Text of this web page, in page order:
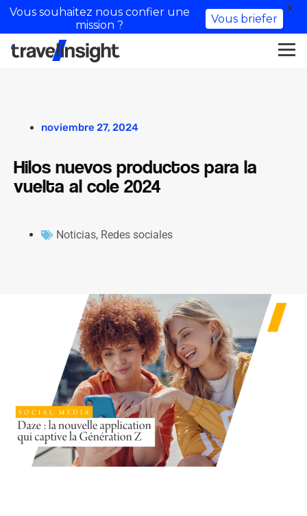
noviembre 27, 2024
Hilos nuevos productos para la
vuelta al cole 2024
Noticias, Redes sociales
Vous souhaitez nous confier une
mission ?
Vous briefer
X